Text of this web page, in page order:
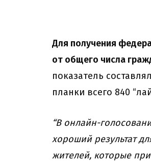
Для получения
от общего числа
показатель
планки всего 840
“В онлайн-
хороший результат
жителей, которые